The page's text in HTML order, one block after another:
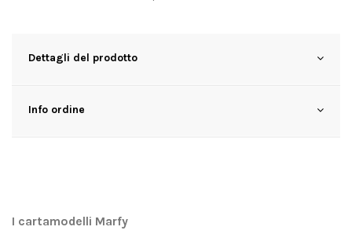
Dettagli del prodotto
Info ordine
I cartamodelli Marfy